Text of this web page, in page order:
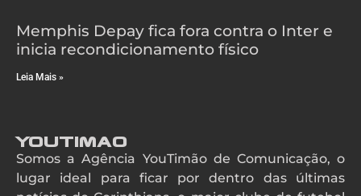
Memphis Depay fica fora contra o Inter e
inicia recondicionamento físico
Leia Mais »
YouTimao
Somos a Agência YouTimão de Comunicação, o
lugar ideal para ficar por dentro das últimas